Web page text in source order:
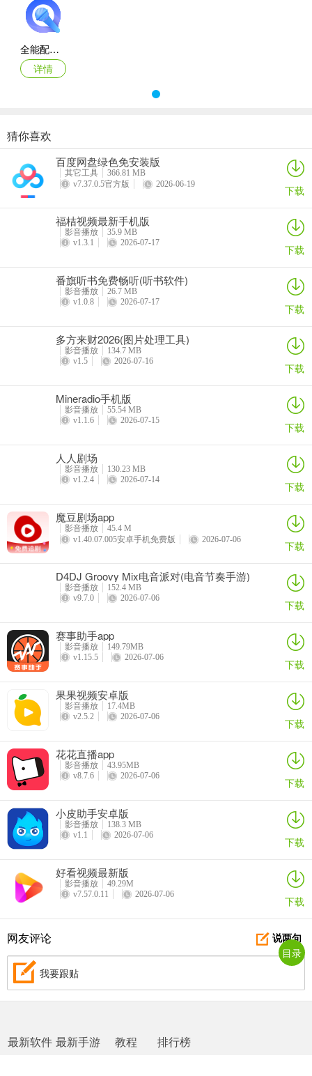
3. 多场景使用：适用于小说朗读、短视频制作、广告宣传、商品播报
等多种场景。
4. 多种格式一键导出：可导出WAV、MP3、MP4等多种格式，方便灵
活应用。
全能配音王(智能配音工具)常见问题
它拥有100多个发音人，可以模拟真人发音。
支持多种语言和方言发音，能满足不同需求。
适用于短视频制作、商场广告促销配音、地摊叫卖录音、制作课件配
音、企业宣传配音、超市商品播报、小说有声朗读等多种场景。
可以导出为WAV、MP3、MP4等多种格式。
提供一键提取无水印视频、一键提取视频图片中的文案、违禁词查
询、视频MD5修改、三联封面制作等实用工具。
全能配音王app
详情
猜你喜欢
百度网盘绿色免安装版
其它工具
366.81 MB
v7.37.0.5官方版
2026-06-19 下载
福桔视频最新手机版
影音播放
35.9 MB
v1.3.1
2026-07-17 下载
番旗听书免费畅听(听书软件)
影音播放
26.7 MB
v1.0.8
2026-07-17 下载
多方来财2026(图片处理工具)
影音播放
134.7 MB
v1.5
2026-07-16 下载
Mineradio手机版
影音播放
55.54 MB
v1.1.6
2026-07-15 下载
人人剧场
影音播放
130.23 MB
v1.2.4
2026-07-14 下载
魔豆剧场app
影音播放
45.4 M
v1.40.07.005安卓手机免费版
2026-07-06 下载
D4DJ Groovy Mix电音派对(电音节奏手游)
影音播放
152.4 MB
v9.7.0
2026-07-06 下载
赛事助手app
影音播放
149.79MB
v1.15.5
2026-07-06 下载
果果视频安卓版
影音播放
17.4MB
v2.5.2
2026-07-06 下载
花花直播app
影音播放
43.95MB
v8.7.6
2026-07-06 下载
小皮助手安卓版
影音播放
138.3 MB
v1.1
2026-07-06 下载
好看视频最新版
影音播放
49.29M
v7.57.0.11
2026-07-06 下载
说两句
网友评论
我要跟贴
最新软件 最新手游 教程 排行榜
目录